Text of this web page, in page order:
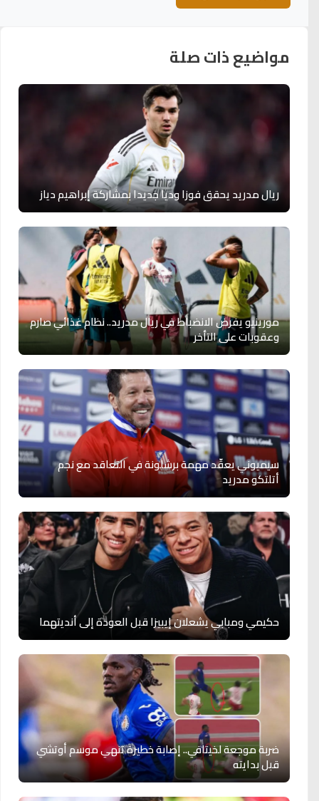
مواضيع ذات صلة
ريال مدريد يحقق فوزا وديا جديدا بمشاركة إبراهيم دياز
مورينيو يفرض الانضباط في ريال مدريد.. نظام غذائي صارم
وعقوبات على التأخر
سيميوني يعقّد مهمة برشلونة في التعاقد مع نجم
أتلتكو مدريد
حكيمي ومبابي يشعلان إيبيزا قبل العودة إلى أنديتهما
ضربة موجعة لخيتافي.. إصابة خطيرة تنهي موسم أوتشي
قبل بدايته